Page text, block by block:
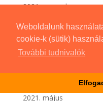
Weboldalunk
cookie-k (sütik)
További tudnivalók
2021. november
2021. október
2021. szeptember
2021. augusztus
2021. május